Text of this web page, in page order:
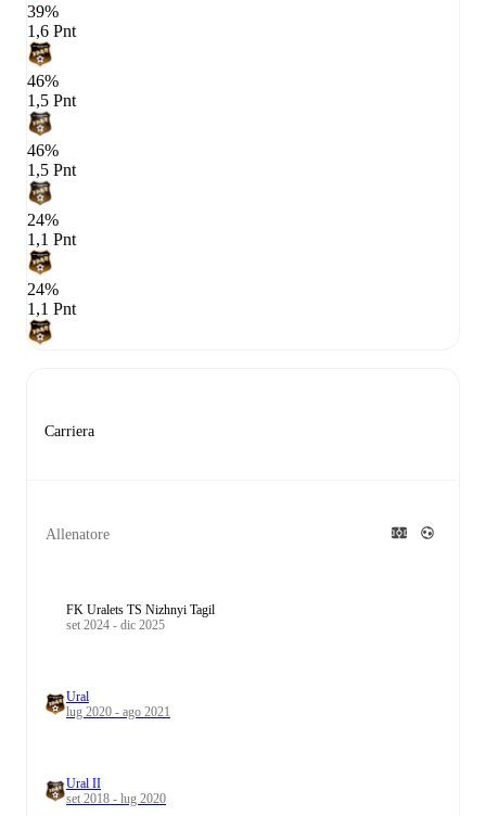
39%
1,6 Pnt
46%
1,5 Pnt
46%
1,5 Pnt
24%
1,1 Pnt
24%
1,1 Pnt
Carriera
Allenatore
FK Uralets TS Nizhnyi Tagil
set 2024 - dic 2025
Ural
lug 2020 - ago 2021
Ural II
set 2018 - lug 2020